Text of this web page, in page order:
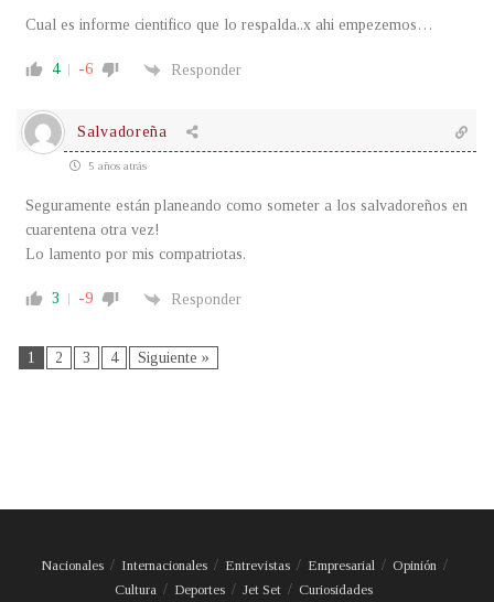
Cual es informe cientifico que lo respalda..x ahi empezemos…
4 -6 Responder
Salvadoreña
5 años atrás
Seguramente están planeando como someter a los salvadoreños en
cuarentena otra vez!
Lo lamento por mis compatriotas.
3 -9 Responder
1 2 3 4 Siguiente »
Nacionales Internacionales Entrevistas Empresarial
Opinión
Cultura
Deportes Jet Set Curiosidades